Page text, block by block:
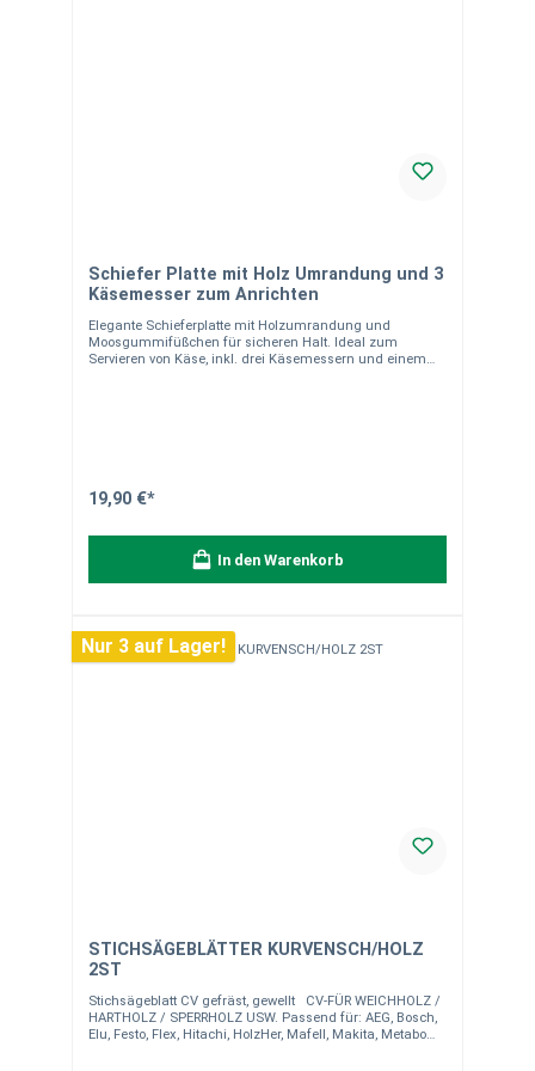
Schiefer Platte mit Holz Umrandung und 3
Käsemesser zum Anrichten
Elegante Schieferplatte mit Holzumrandung und
Moosgummifüßchen für sicheren Halt. Ideal zum
Servieren von Käse, inkl. drei Käsemessern und einem
Einzigartigkeit jedes Stückes betonen und keinen Mangel
darstellen.
19,90 €*
In den Warenkorb
Nur 3 auf Lager!
STICHSÄGEBLÄTTER KURVENSCH/HOLZ
2ST
Stichsägeblatt CV gefräst, gewellt CV-FÜR WEICHHOLZ /
HARTHOLZ / SPERRHOLZ USW. Passend für: AEG, Bosch,
Elu, Festo, Flex, Hitachi, HolzHer, Mafell, Makita, Metabo